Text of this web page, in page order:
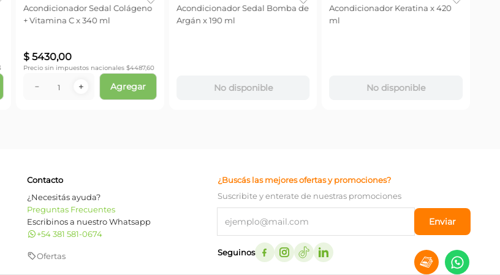
Acondicionador Sedal Colágeno
+ Vitamina C x 340 ml
$ 5430,00
Precio sin impuestos nacionales $4487,60
＋
－ Agregar
Acondicionador Sedal Bomba de
Argán x 190 ml
No disponible
Acondicionador Keratina x 420
ml
No disponible
Contacto
¿Necesitás ayuda?
Preguntas Frecuentes
Escribinos a nuestro Whatsapp
+54 381 581-0674
Ofertas
¿Buscás las mejores ofertas y promociones?
Suscribite y enterate de nuestras promociones
Enviar
Seguinos